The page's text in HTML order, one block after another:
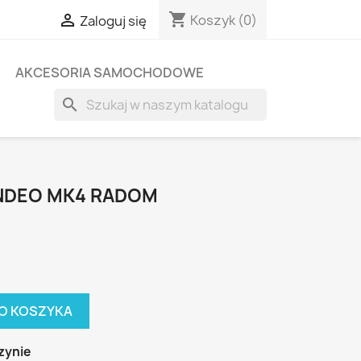
 Zaloguj się shopping_cart Koszyk (0)
AKCESORIA SAMOCHODOWE
search
MK4 RADOM
KOSZYKA